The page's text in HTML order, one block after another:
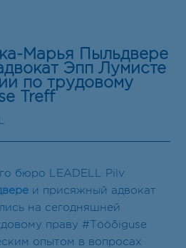
Команда
деятельности
Карьера
Контакт
ET
EN
RU
Марья Пыльдвере
Эпп Лумисте
по трудовому
Treff
бюро LEADELL Pilv
и присяжный адвокат
на сегодняшней
праву #Tööõiguse
опытом в вопросах